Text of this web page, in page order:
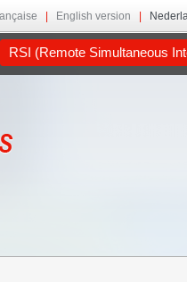
English version
RSI (Remote Simultaneous